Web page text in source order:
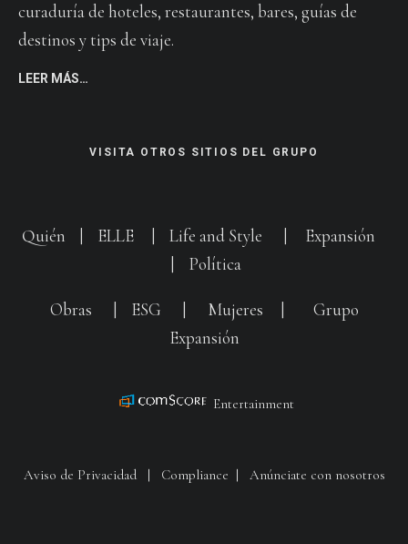
curaduría de hoteles, restaurantes, bares, guías de
destinos y tips de viaje.
LEER MÁS…
VISITA OTROS SITIOS DEL GRUPO
Quién ELLE Life and Style
Expansión
Política
Obras ESG Mujeres
Grupo
Expansión
Entertainment
Aviso de Privacidad| Compliance Anúnciate con nosotros